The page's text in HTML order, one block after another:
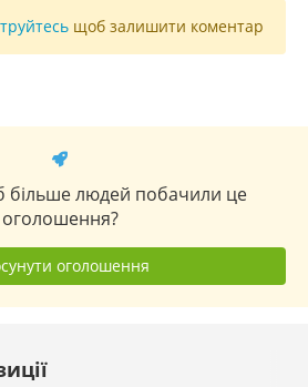
щоб залишити коментар
більше людей побачили це
оголошення?
оголошення